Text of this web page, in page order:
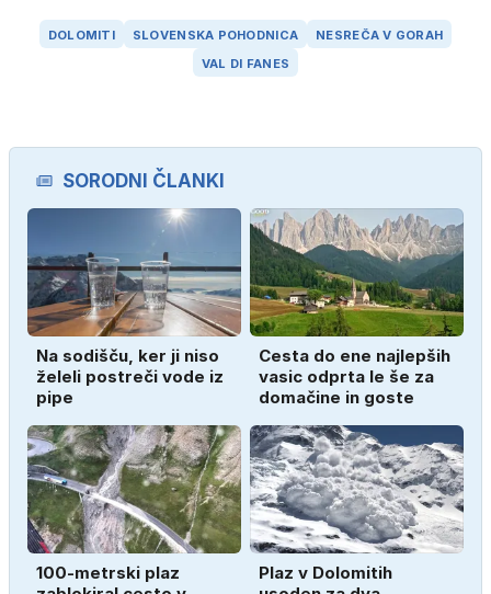
DOLOMITI SLOVENSKA POHODNICA
NESREČA V GORAH
VAL DI FANES
SORODNI ČLANKI
Na sodišču, ker ji niso
želeli postreči vode iz
pipe
Cesta do ene najlepših
vasic odprta le še za
domačine in goste
100-metrski plaz
Plaz v Dolomitih